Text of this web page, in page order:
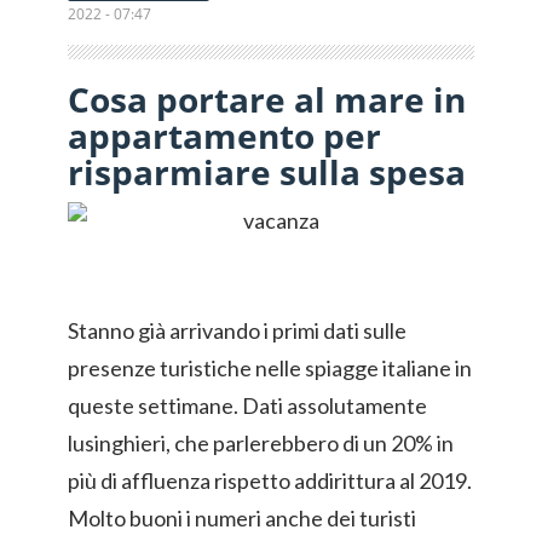
2022 - 07:47
Cosa portare al mare in
appartamento per
risparmiare sulla spesa
Stanno già arrivando i primi dati sulle
presenze turistiche nelle spiagge italiane in
queste settimane. Dati assolutamente
lusinghieri, che parlerebbero di un 20% in
più di affluenza rispetto addirittura al 2019.
Molto buoni i numeri anche dei turisti